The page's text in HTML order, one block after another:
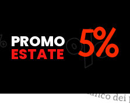
%
PROMO
ESTATE 5%